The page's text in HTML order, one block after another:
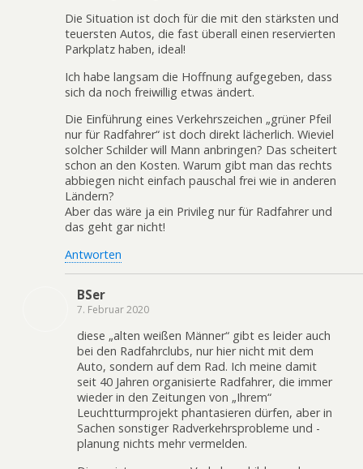
Die Situation ist doch für die mit den stärksten und
teuersten Autos, die fast überall einen reservierten
Parkplatz haben, ideal!
Ich habe langsam die Hoffnung aufgegeben, dass
sich da noch freiwillig etwas ändert.
Die Einführung eines Verkehrszeichen „grüner Pfeil
nur für Radfahrer“ ist doch direkt lächerlich. Wieviel
solcher Schilder will Mann anbringen? Das scheitert
schon an den Kosten. Warum gibt man das rechts
abbiegen nicht einfach pauschal frei wie in anderen
Ländern?
Aber das wäre ja ein Privileg nur für Radfahrer und
das geht gar nicht!
Antworten
BSer
7. Februar 2020
diese „alten weißen Männer“ gibt es leider auch
bei den Radfahrclubs, nur hier nicht mit dem
Auto, sondern auf dem Rad. Ich meine damit
seit 40 Jahren organisierte Radfahrer, die immer
wieder in den Zeitungen von „Ihrem“
Leuchtturmprojekt phantasieren dürfen, aber in
Sachen sonstiger Radverkehrsprobleme und -
planung nichts mehr vermelden.